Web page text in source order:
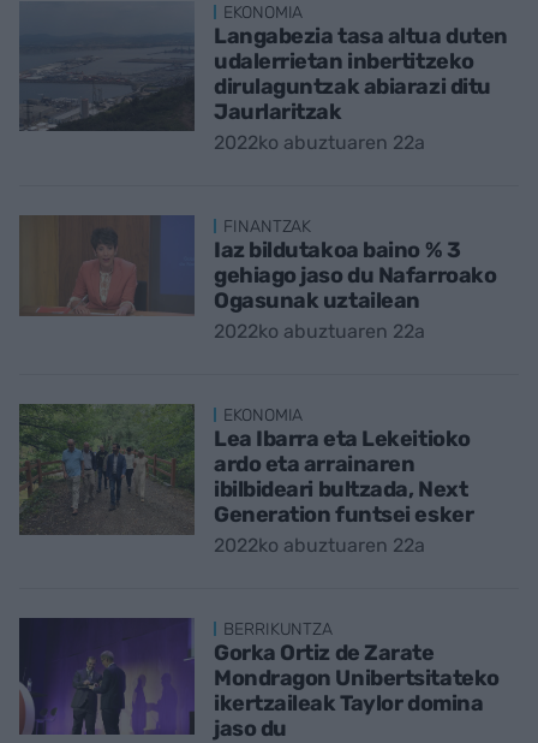
EKONOMIA
Langabezia tasa altua duten
udalerrietan inbertitzeko
dirulaguntzak abiarazi ditu
Jaurlaritzak
2022ko abuztuaren 22a
FINANTZAK
Iaz bildutakoa baino % 3
gehiago jaso du Nafarroako
Ogasunak uztailean
2022ko abuztuaren 22a
EKONOMIA
Lea Ibarra eta Lekeitioko
ardo eta arrainaren
ibilbideari bultzada, Next
Generation funtsei esker
2022ko abuztuaren 22a
BERRIKUNTZA
Gorka Ortiz de Zarate
Mondragon Unibertsitateko
ikertzaileak Taylor domina
jaso du